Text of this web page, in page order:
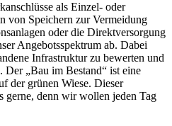
als Einzel- oder
von Speichern zur Vermeidung
oder die Direktversorgung
Angebotsspektrum ab. Dabei
Infrastruktur zu bewerten und
„Bau im Bestand“ ist eine
der grünen Wiese. Dieser
gerne, denn wir wollen jeden Tag